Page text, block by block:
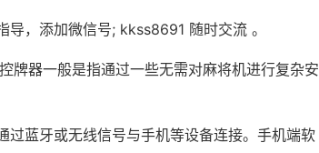
，添加微信号; kkss8691 随时交流 。
牌器一般是指通过一些无需对麻将机进行复杂安
过蓝牙或无线信号与手机等设备连接。手机端软